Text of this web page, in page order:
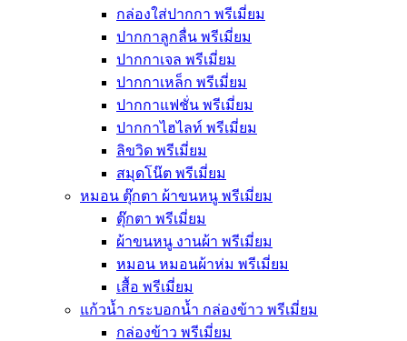
กล่องใส่ปากกา พรีเมี่ยม
ปากกาลูกลื่น พรีเมี่ยม
ปากกาเจล พรีเมี่ยม
ปากกาเหล็ก พรีเมี่ยม
ปากกาแฟชั่น พรีเมี่ยม
ปากกาไฮไลท์ พรีเมี่ยม
ลิขวิด พรีเมี่ยม
สมุดโน๊ต พรีเมี่ยม
หมอน ตุ๊กตา ผ้าขนหนู พรีเมี่ยม
ตุ๊กตา พรีเมี่ยม
ผ้าขนหนู งานผ้า พรีเมี่ยม
หมอน หมอนผ้าห่ม พรีเมี่ยม
เสื้อ พรีเมี่ยม
แก้วน้ำ กระบอกน้ำ กล่องข้าว พรีเมี่ยม
กล่องข้าว พรีเมี่ยม